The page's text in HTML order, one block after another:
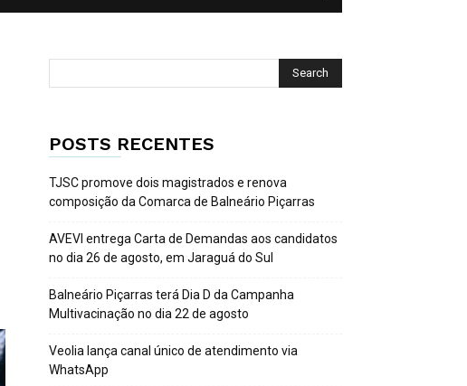
POSTS RECENTES
TJSC promove dois magistrados e renova
composição da Comarca de Balneário Piçarras
AVEVI entrega Carta de Demandas aos candidatos
no dia 26 de agosto, em Jaraguá do Sul
Balneário Piçarras terá Dia D da Campanha
Multivacinação no dia 22 de agosto
Veolia lança canal único de atendimento via
WhatsApp